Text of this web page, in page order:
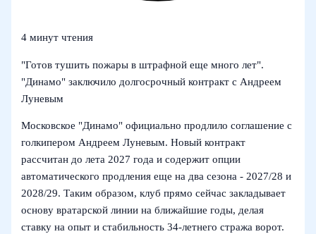
4 минут чтения
"Готов тушить пожары в штрафной еще много лет".
"Динамо" заключило долгосрочный контракт с Андреем
Луневым
Московское "Динамо" официально продлило соглашение с
голкипером Андреем Луневым. Новый контракт
рассчитан до лета 2027 года и содержит опции
автоматического продления еще на два сезона - 2027/28 и
2028/29. Таким образом, клуб прямо сейчас закладывает
основу вратарской линии на ближайшие годы, делая
ставку на опыт и стабильность 34‑летнего стража ворот.